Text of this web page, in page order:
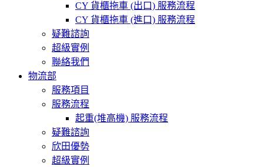
CY 貨櫃拖車 (出口) 服務流程
CY 貨櫃拖車 (進口) 服務流程
疑難諮詢
超級實例
聯絡我們
物流部
服務項目
服務流程
起重(堆高機) 服務流程
疑難諮詢
欣田優勢
超級實例